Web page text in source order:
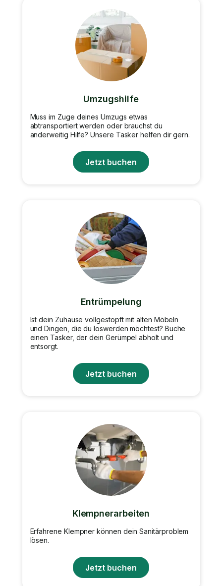
Umzugshilfe
Muss im Zuge deines Umzugs etwas
abtransportiert werden oder brauchst du
anderweitig Hilfe? Unsere Tasker helfen dir gern.
Jetzt buchen
Entrümpelung
Ist dein Zuhause vollgestopft mit alten Möbeln
und Dingen, die du loswerden möchtest? Buche
einen Tasker, der dein Gerümpel abholt und
entsorgt.
Jetzt buchen
Klempnerarbeiten
Erfahrene Klempner können dein Sanitärproblem
lösen.
Jetzt buchen